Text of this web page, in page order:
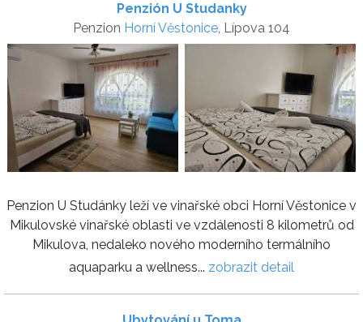
Penzión U Studanky
Penzion Horní Věstonice, Lípova 104
Penzion U Studánky leží ve vinařské obci Horní Věstonice v
Mikulovské vinařské oblasti ve vzdálenosti 8 kilometrů od
Mikulova, nedaleko nového moderního termálního
aquaparku a wellness... zobrazit detail